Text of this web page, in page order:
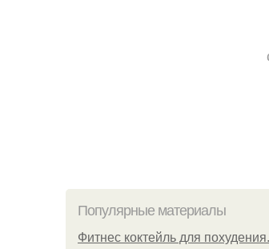
Популярные материалы
Фитнес коктейль для